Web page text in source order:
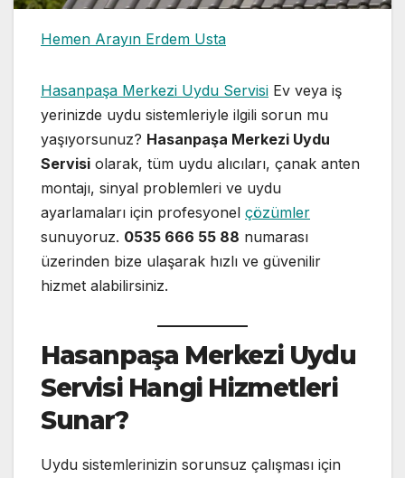
Hemen Arayın Erdem Usta
Hasanpaşa Merkezi Uydu Servisi Ev veya iş
yerinizde uydu sistemleriyle ilgili sorun mu
yaşıyorsunuz? Hasanpaşa Merkezi Uydu
Servisi olarak, tüm uydu alıcıları, çanak anten
montajı, sinyal problemleri ve uydu
ayarlamaları için profesyonel çözümler
sunuyoruz. 0535 666 55 88 numarası
üzerinden bize ulaşarak hızlı ve güvenilir
hizmet alabilirsiniz.
Hasanpaşa Merkezi Uydu
Servisi Hangi Hizmetleri
Sunar?
Uydu sistemlerinizin sorunsuz çalışması için